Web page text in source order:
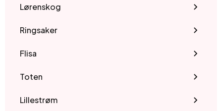
Lørenskog
Ringsaker
Flisa
Toten
Lillestrøm